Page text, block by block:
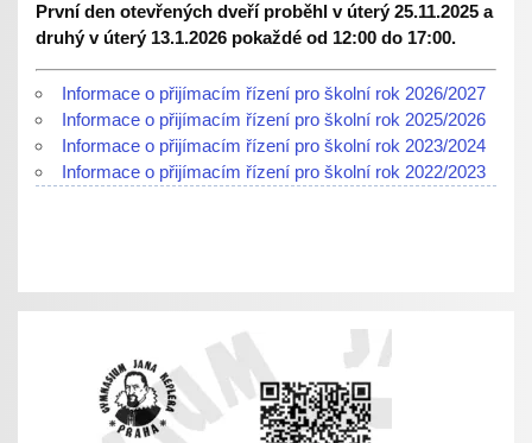
První den otevřených dveří proběhl v úterý 25.11.2025 a
druhý v úterý 13.1.2026 pokaždé od 12:00 do 17:00.
Informace o přijímacím řízení pro školní rok 2026/2027
Informace o přijímacím řízení pro školní rok 2025/2026
Informace o přijímacím řízení pro školní rok 2023/2024
Informace o přijímacím řízení pro školní rok 2022/2023